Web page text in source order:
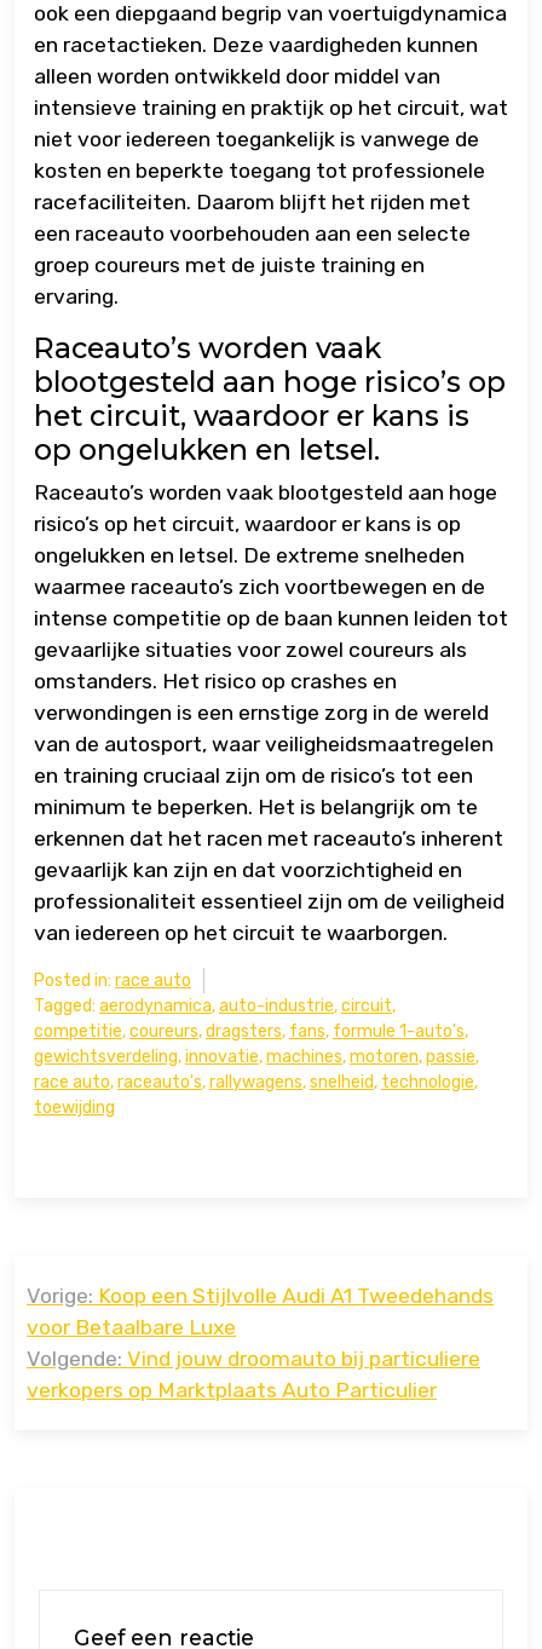
ook een diepgaand begrip van voertuigdynamica
en racetactieken. Deze vaardigheden kunnen
alleen worden ontwikkeld door middel van
intensieve training en praktijk op het circuit, wat
niet voor iedereen toegankelijk is vanwege de
kosten en beperkte toegang tot professionele
racefaciliteiten. Daarom blijft het rijden met
een raceauto voorbehouden aan een selecte
groep coureurs met de juiste training en
ervaring.
Raceauto’s worden vaak
blootgesteld aan hoge risico’s op
het circuit, waardoor er kans is
op ongelukken en letsel.
Raceauto’s worden vaak blootgesteld aan hoge
risico’s op het circuit, waardoor er kans is op
ongelukken en letsel. De extreme snelheden
waarmee raceauto’s zich voortbewegen en de
intense competitie op de baan kunnen leiden tot
gevaarlijke situaties voor zowel coureurs als
omstanders. Het risico op crashes en
verwondingen is een ernstige zorg in de wereld
van de autosport, waar veiligheidsmaatregelen
en training cruciaal zijn om de risico’s tot een
minimum te beperken. Het is belangrijk om te
erkennen dat het racen met raceauto’s inherent
gevaarlijk kan zijn en dat voorzichtigheid en
professionaliteit essentieel zijn om de veiligheid
van iedereen op het circuit te waarborgen.
Posted in: race auto
Tagged: aerodynamica,auto-industrie,circuit,
competitie,coureurs,dragsters, fans, formule 1-auto's,
gewichtsverdeling,innovatie,machines,motoren,passie,
race auto,raceauto's,rallywagens,snelheid, technologie,
toewijding
navigatie
Vorige: Koop een Stijlvolle Audi A1 Tweedehands
voor Betaalbare Luxe
Volgende: Vind jouw droomauto bij particuliere
verkopers op Marktplaats Auto Particulier
Geef een reactie